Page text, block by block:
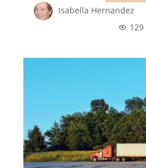
Isabella Hernandez
129